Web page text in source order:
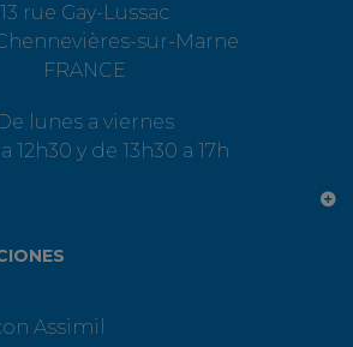
13 rue Gay-Lussac
sur-Marne
FRANCE
lunes a viernes
12h30 y de 13h30 a 17h
Assimil